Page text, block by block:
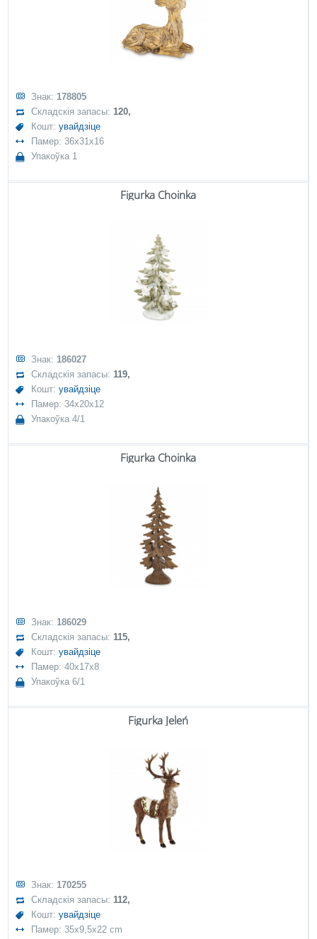
Знак: 178805
Складскія запасы:120,
Кошт:увайдзіце
Памер: 36x31x16
Упакоўка 1
Figurka Choinka
Знак: 186027
Складскія запасы:119,
Кошт:увайдзіце
Памер: 34x20x12
Упакоўка 4/1
Figurka Choinka
Знак: 186029
Складскія запасы:115,
Кошт:увайдзіце
Памер: 40x17x8
Упакоўка 6/1
Figurka Jeleń
Знак: 170255
Складскія запасы:112,
Кошт:увайдзіце
Памер: 35x9,5x22 cm